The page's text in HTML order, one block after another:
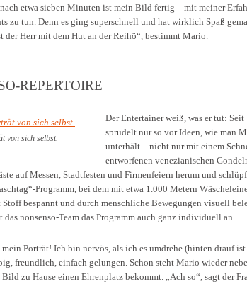
etwa sieben Minuten ist mein Bild fertig – mit meiner
zu tun. Denn es ging superschnell und hat wirklich Spaß
der Herr mit dem Hut an der Reihö“, bestimmt Mario.
REPERTOIRE
von sich selbst.
Der Entertainer weiß, was er tut:
sprudelt nur so vor Ideen, wie man
unterhält – nicht nur mit einem
entworfenen venezianischen
auf Messen, Stadtfesten und Firmenfeiern herum und
Programm, bei dem mit etwa 1.000 Metern
bespannt und durch menschliche Bewegungen visuell
nonsenso-Team das Programm auch ganz individuell an.
Porträt! Ich bin nervös, als ich es umdrehe (hinten drauf
freundlich, einfach gelungen. Schon steht Mario wieder
zu Hause einen Ehrenplatz bekommt. „Ach so“, sagt der